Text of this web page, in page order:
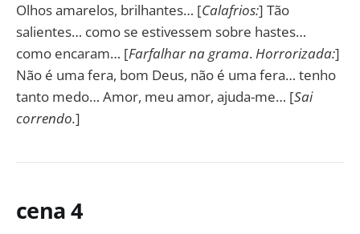
Olhos amarelos, brilhantes… [Calafrios:] Tão
salientes… como se estivessem sobre hastes…
como encaram… [Farfalhar na grama.Horrorizada:]
Não é uma fera, bom Deus, não é uma fera… tenho
tanto medo… Amor, meu amor, ajuda-me… [Sai
correndo.]
cena 4